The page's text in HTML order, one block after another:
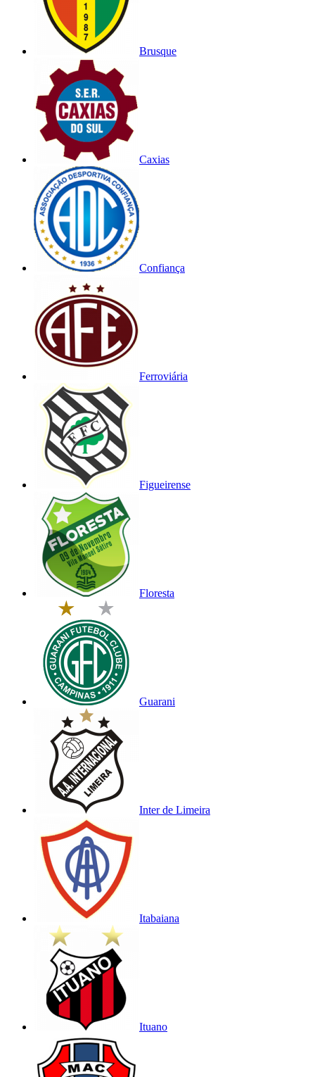
Brusque
Caxias
Confiança
Ferroviária
Figueirense
Floresta
Guarani
Inter de Limeira
Itabaiana
Ituano